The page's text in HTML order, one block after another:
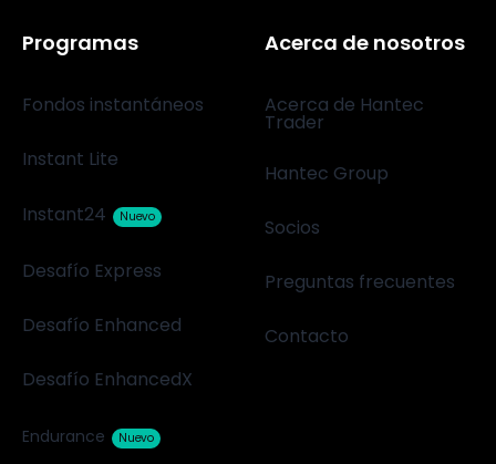
Programas
Fondos instantáneos
Instant Lite
Instant24 Nuevo
Desafío Express
Desafío Enhanced
Desafío EnhancedX
Endurance Nuevo
Acerca de nosotros
Acerca de Hantec
Trader
Hantec Group
Socios
Preguntas frecuentes
Contacto